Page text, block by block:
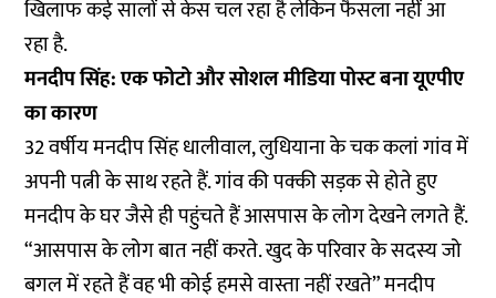
खिलाफ कई सालों से केस चल रहा है लेकिन फैसला नहीं आ
रहा है.
मनदीप सिंह: एक फोटो और सोशल मीडिया पोस्ट बना यूएपीए
का कारण
32 वर्षीय मनदीप सिंह धालीवाल, लुधियाना के चक कलां गांव में
अपनी पत्नी के साथ रहते हैं. गांव की पक्की सड़क से होते हुए
मनदीप के घर जैसे ही पहुंचते हैं आसपास के लोग देखने लगते हैं.
“आसपास के लोग बात नहीं करते. खुद के परिवार के सदस्य जो
बगल में रहते हैं वह भी कोई हमसे वास्ता नहीं रखते” मनदीप